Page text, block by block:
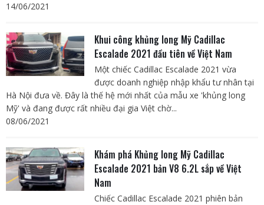
14/06/2021
Khui công khủng long Mỹ Cadillac
Escalade 2021 đầu tiên về Việt Nam
Một chiếc Cadillac Escalade 2021 vừa
được doanh nghiệp nhập khẩu tư nhân tại
Hà Nội đưa về. Đây là thế hệ mới nhất của mẫu xe 'khủng long
Mỹ' và đang được rất nhiều đại gia Việt chờ...
08/06/2021
Khám phá Khủng long Mỹ Cadillac
Escalade 2021 bản V8 6.2L sắp về Việt
Nam
Chiếc Cadillac Escalade 2021 phiên bản